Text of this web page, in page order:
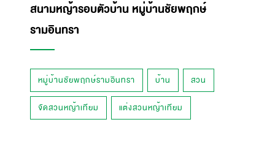
สนามหญ้ารอบตัวบ้าน หมู่บ้านชัยพฤกษ์
รามอินทรา
หมู่บ้านชัยพฤกษ์รามอินทรา บ้าน สวน
จัดสวนหญ้าเทียม แต่งสวนหญ้าเทียม